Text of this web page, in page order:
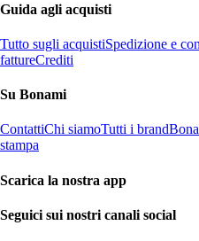
Guida agli acquisti
Tutto sugli acquistiSpedizione e
fattureCrediti
Su Bonami
ContattiChi siamoTutti i brand
stampa
Scarica la nostra app
Seguici sui nostri canali social